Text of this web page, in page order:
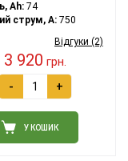
Ah:74
струм, A:750
Відгуки (2)
3 920 грн.
- +
У КОШИК